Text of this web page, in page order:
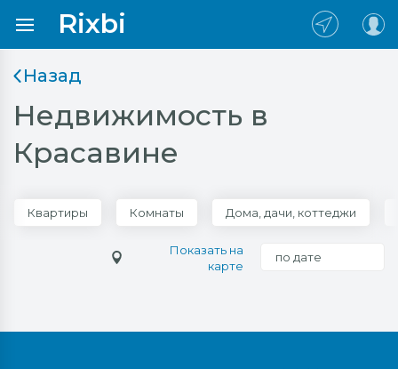
Rixbi
Назад
Недвижимость в
Красавине
Квартиры Комнаты Дома, дачи, коттеджи
Показать на
карте
по дате